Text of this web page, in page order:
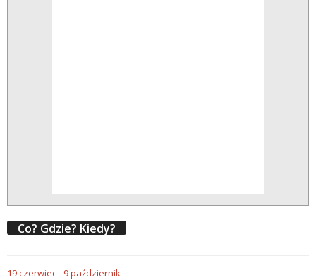
Co? Gdzie? Kiedy?
19czerwiec- 9październik